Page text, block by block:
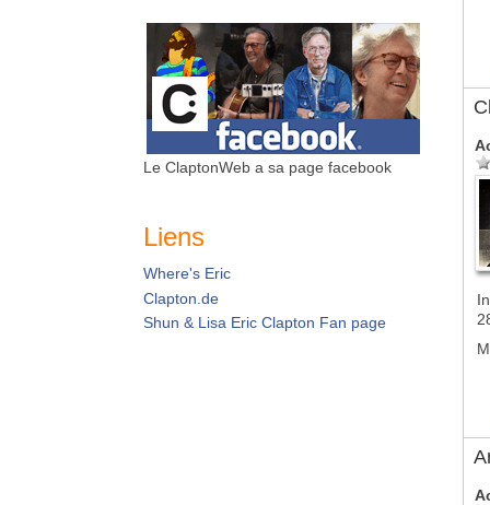
Le ClaptonWeb a sa page facebook
Liens
Where's Eric
Clapton.de
Shun & Lisa Eric Clapton Fan page